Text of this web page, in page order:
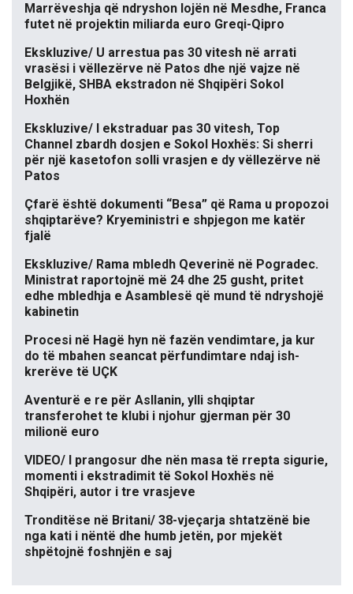
Marrëveshja që ndryshon lojën në Mesdhe, Franca
futet në projektin miliarda euro Greqi-Qipro
Ekskluzive/ U arrestua pas 30 vitesh në arrati
vrasësi i vëllezërve në Patos dhe një vajze në
Belgjikë, SHBA ekstradon në Shqipëri Sokol
Hoxhën
Ekskluzive/ I ekstraduar pas 30 vitesh, Top
Channel zbardh dosjen e Sokol Hoxhës: Si sherri
për një kasetofon solli vrasjen e dy vëllezërve në
Patos
Çfarë është dokumenti “Besa” që Rama u propozoi
shqiptarëve? Kryeministri e shpjegon me katër
fjalë
Ekskluzive/ Rama mbledh Qeverinë në Pogradec.
Ministrat raportojnë më 24 dhe 25 gusht, pritet
edhe mbledhja e Asamblesë që mund të ndryshojë
kabinetin
Procesi në Hagë hyn në fazën vendimtare, ja kur
do të mbahen seancat përfundimtare ndaj ish-
krerëve të UÇK
Aventurë e re për Asllanin, ylli shqiptar
transferohet te klubi i njohur gjerman për 30
milionë euro
VIDEO/ I prangosur dhe nën masa të rrepta sigurie,
momenti i ekstradimit të Sokol Hoxhës në
Shqipëri, autor i tre vrasjeve
Tronditëse në Britani/ 38-vjeçarja shtatzënë bie
nga kati i nëntë dhe humb jetën, por mjekët
shpëtojnë foshnjën e saj